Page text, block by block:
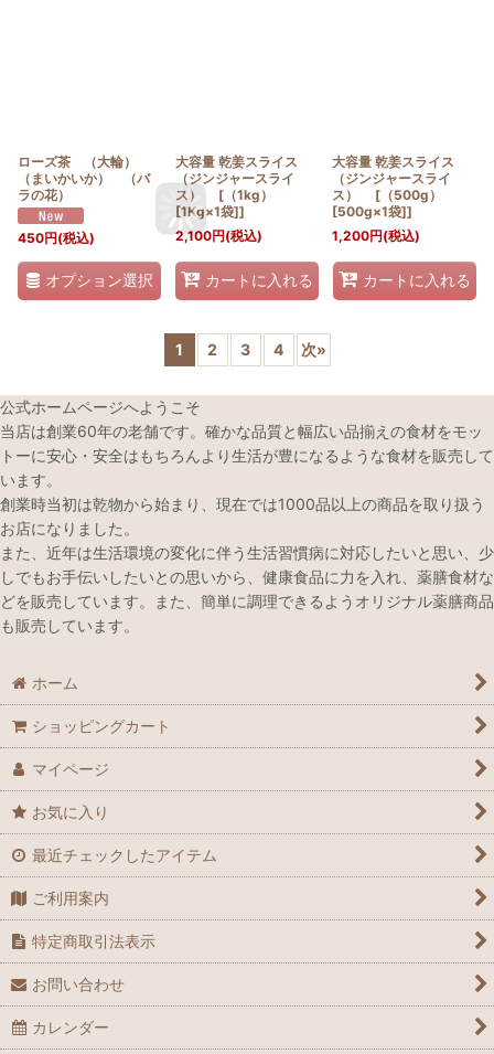
ローズ茶 （大輪）
（まいかいか） （バ
ラの花）
450円(税込)
オプション選択
大容量 乾姜スライス
（ジンジャースライ
ス） [（1kg）
[1Kg×1袋]]
2,100円(税込)
カートに入れる
大容量 乾姜スライス
（ジンジャースライ
ス） [（500g）
[500g×1袋]]
1,200円(税込)
カートに入れる
1 2 3 4 次»
公式ホームページへようこそ
当店は創業60年の老舗です。確かな品質と幅広い品揃えの食材をモッ
トーに安心・安全はもちろんより生活が豊になるような食材を販売して
います。
創業時当初は乾物から始まり、現在では1000品以上の商品を取り扱う
お店になりました。
また、近年は生活環境の変化に伴う生活習慣病に対応したいと思い、少
しでもお手伝いしたいとの思いから、健康食品に力を入れ、薬膳食材な
どを販売しています。また、簡単に調理できるようオリジナル薬膳商品
も販売しています。
ホーム
ショッピングカート
マイページ
お気に入り
最近チェックしたアイテム
ご利用案内
特定商取引法表示
お問い合わせ
カレンダー